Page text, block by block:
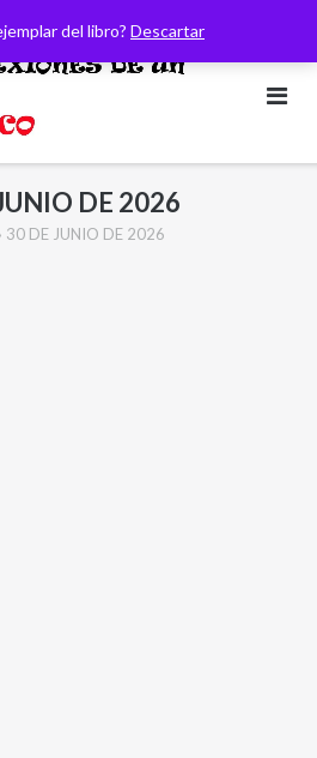
del libro? Descartar
DE 2026
30 DE JUNIO DE 2026